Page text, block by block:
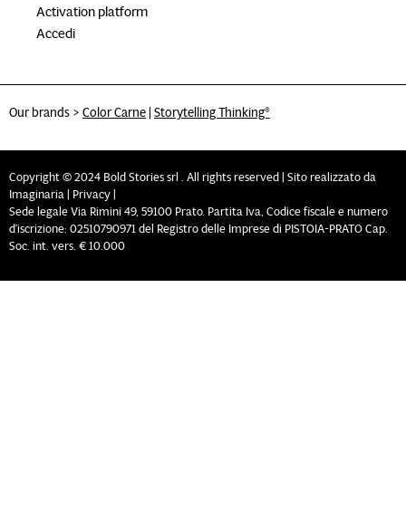
Activation platform
Accedi
Our brands > Color Carne| Storytelling Thinking®
Copyright © 2024 Bold Stories srl . All rights reserved | Sito realizzato da
Imaginaria| Privacy|
Sede legale Via Rimini 49, 59100 Prato. Partita Iva, Codice fiscale e numero
d’iscrizione: 02510790971 del Registro delle Imprese di PISTOIA-PRATO Cap.
Soc. int. vers. € 10.000